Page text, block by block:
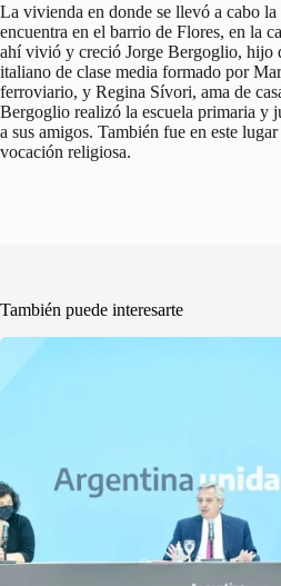
La vivienda en donde se llevó a cabo la
encuentra en el barrio de Flores, en la
ahí vivió y creció Jorge Bergoglio, hijo
italiano de clase media formado por
ferroviario, y Regina Sívori, ama de
Bergoglio realizó la escuela primaria y
a sus amigos. También fue en este
vocación religiosa.
También puede interesarte